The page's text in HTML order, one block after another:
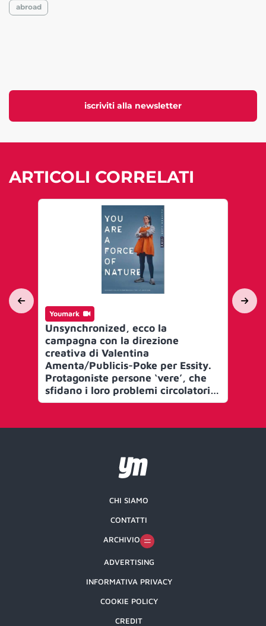
iscriviti alla newsletter
abroad
ARTICOLI CORRELATI
Youmark
Unsynchronized, ecco la
campagna con la direzione
creativa di Valentina
Amenta/Publicis-Poke per Essity.
Protagoniste persone ‘vere’, che
sfidano i loro problemi circolatori
per un tuffo liberatorio
CHI SIAMO
CONTATTI
ARCHIVIO
ADVERTISING
INFORMATIVA PRIVACY
COOKIE POLICY
CREDIT